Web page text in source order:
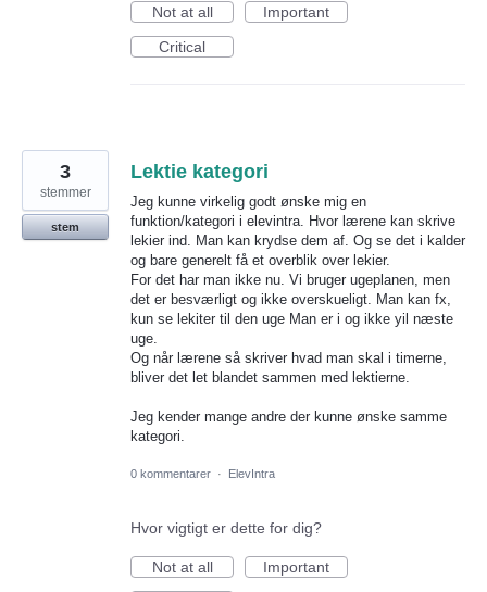
Not at all
Important
Critical
Lektie kategori
Jeg kunne virkelig godt ønske mig en
funktion/kategori i elevintra. Hvor lærene kan skrive
lekier ind. Man kan krydse dem af. Og se det i kalder
og bare generelt få et overblik over lekier.
For det har man ikke nu. Vi bruger ugeplanen, men
det er besværligt og ikke overskueligt. Man kan fx,
kun se lekiter til den uge Man er i og ikke yil næste
uge.
Og når lærene så skriver hvad man skal i timerne,
bliver det let blandet sammen med lektierne.
Jeg kender mange andre der kunne ønske samme
kategori.
3
stemmer
stem
0 kommentarer · ElevIntra
Hvor vigtigt er dette for dig?
Not at all
Important